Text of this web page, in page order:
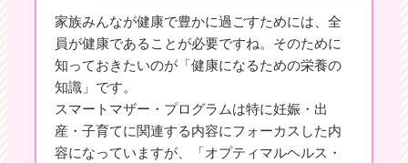
家族みんなが健康で豊かに過ごすためには、全
員が健康であることが必要ですね。そのために
知っておきたいのが「健康になるための栄養の
知識」です。
スマートマザー・プログラムは特に妊娠・出
産・子育てに関連する内容にフォーカスした内
容になっていますが、「オプティマルヘルス・